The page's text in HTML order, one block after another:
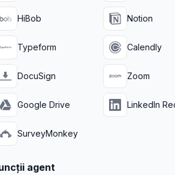
HiBob Notion
Typeform Calendly
DocuSign Zoom
Google Drive LinkedIn
SurveyMonkey
agent